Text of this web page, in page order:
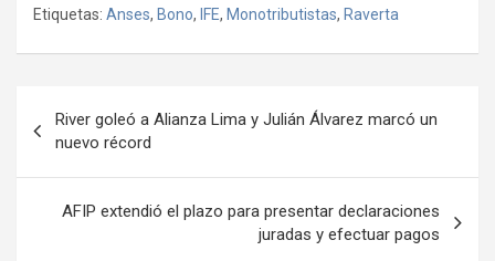
b
o
k
er s
A
p
gr
a
o
o
ail
n
g
m
ar
Etiquetas: Anses, Bono, IFE, Monotributistas, Raverta
de
entradas
River goleó a Alianza Lima y Julián Álvarez marcó un
nuevo récord
AFIP extendió el plazo para presentar declaraciones
juradas y efectuar pagos